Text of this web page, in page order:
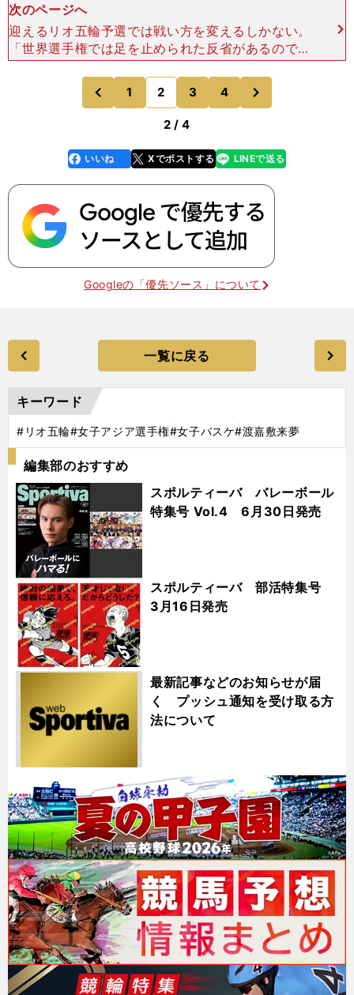
次のページへ
迎えるリオ五輪予選では戦い方を変えるしかない。
「世界選手権では足を止められた反省があるので、
今回は今まで以上に走って勝つ勢いを出したい」
（内海知秀ヘッドコーチ）と、日本の良さをより前
面に掲げたチーム作
前
のページへ
1 2 3 4
のページへ
2 / 4
faceboo
k
いいね Xでポストする
line LINEで送る
Googleの「優先ソース」について
一覧に戻る
キーワード
#リオ五輪#女子アジア選手権#女子バスケ#渡嘉敷来夢
編集部のおすすめ
スポルティーバ バレーボール
特集号 Vol.4 6月30日発売
スポルティーバ 部活特集号
3月16日発売
最新記事などのお知らせが届
く プッシュ通知を受け取る方
法について